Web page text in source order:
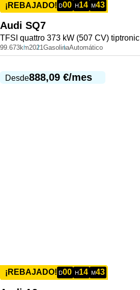
¡REBAJADO! D00 H 14 M43
Audi SQ7
TFSI quattro 373 kW (507 CV) tiptronic
99.673km2021GasolinaAutomático
Desde888,09 €/mes
¡REBAJADO! D00 H14 M43